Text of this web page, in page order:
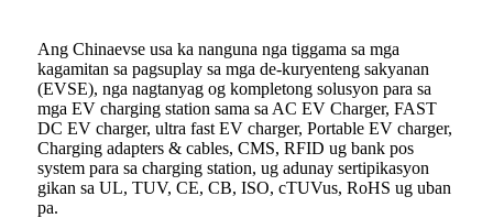
Ang Chinaevse usa ka nanguna nga tiggama sa mga
kagamitan sa pagsuplay sa mga de-kuryenteng sakyanan
(EVSE), nga nagtanyag og kompletong solusyon para sa
mga EV charging station sama sa AC EV Charger, FAST
DC EV charger, ultra fast EV charger, Portable EV charger,
Charging adapters & cables, CMS, RFID ug bank pos
system para sa charging station, ug adunay sertipikasyon
gikan sa UL, TUV, CE, CB, ISO, cTUVus, RoHS ug uban
pa.